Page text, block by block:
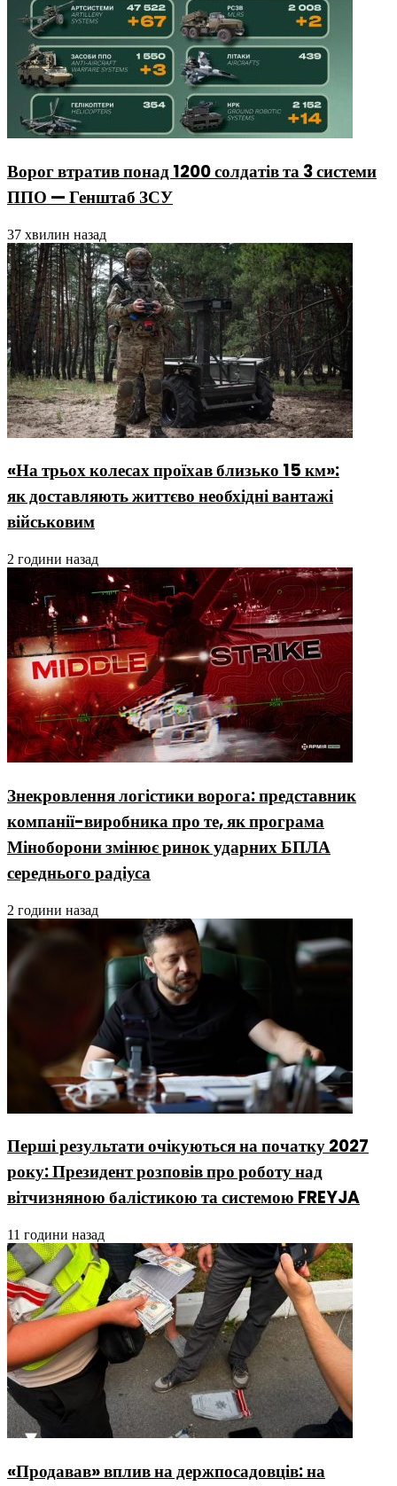
Ворог втратив понад 1200 солдатів та 3 системи
ППО — Генштаб ЗСУ
37 хвилин назад
«На трьох колесах проїхав близько 15 км»:
як доставляють життєво необхідні вантажі
військовим
2 години назад
Знекровлення логістики ворога: представник
компанії-виробника про те, як програма
Міноборони змінює ринок ударних БПЛА
середнього радіуса
2 години назад
Перші результати очікуються на початку 2027
року: Президент розповів про роботу над
вітчизняною балістикою та системою FREYJA
11 години назад
«Продавав» вплив на держпосадовців: на